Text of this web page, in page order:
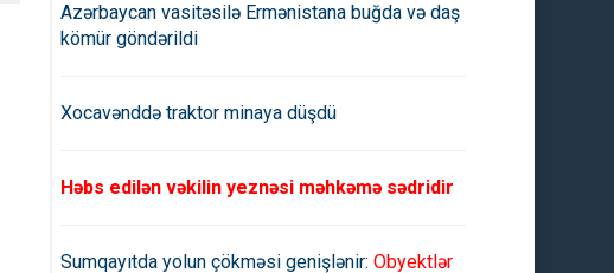
Azərbaycan vasitəsilə Ermənistana buğda və daş
kömür göndərildi
Xocavənddə traktor minaya düşdü
Həbs edilən vəkilin yeznəsi məhkəmə sədridir
Sumqayıtda yolun çökməsi genişlənir: Obyektlər